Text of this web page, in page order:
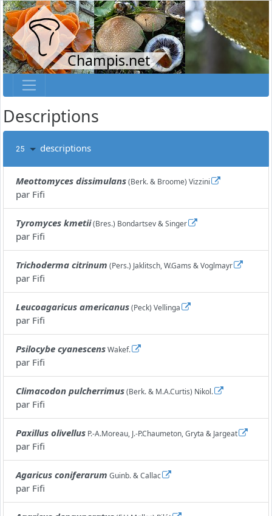
Champis.net
Descriptions
25 descriptions
Meottomyces dissimulans(Berk. & Broome) Vizzini
par Fifi
Tyromyces kmetii(Bres.) Bondartsev & Singer
par Fifi
Trichoderma citrinum (Pers.) Jaklitsch, W.Gams & Voglmayr
par Fifi
Leucoagaricus americanus(Peck) Vellinga
par Fifi
Psilocybe cyanescensWakef.
par Fifi
Climacodon pulcherrimus(Berk. & M.A.Curtis) Nikol.
par Fifi
Paxillus olivellus P.-A.Moreau, J.-P.Chaumeton, Gryta & Jargeat
par Fifi
Agaricus coniferarum Guinb. & Callac
par Fifi